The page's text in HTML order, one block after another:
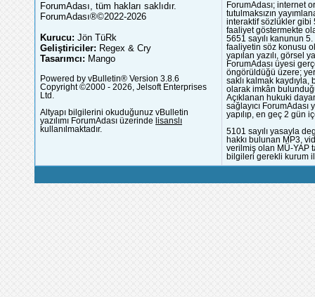
ForumAdası, tüm hakları saklıdır.
ForumAdası®©2022-2026
Kurucu: Jön TüRk
Geliştiriciler: Regex & Cry
Tasarımcı: Mango
Powered by vBulletin® Version 3.8.6
Copyright ©2000 - 2026, Jelsoft Enterprises
Ltd.
Altyapı bilgilerini okuduğunuz vBulletin
yazılımı ForumAdası üzerinde lisanslı
kullanılmaktadır.
ForumAdası; internet
tutulmaksızın
interaktif sözlükler gibi
faaliyet göstermekte
5651 sayılı kanunun
faaliyetin söz konusu
yapılan yazılı, görsel
ForumAdası üyesi
öngörüldüğü üzere;
saklı kalmak
olarak imkân
Açıklanan hukuki
sağlayıcı
yapılıp, en geç 2 gün
5101 sayılı yasayla
hakkı bulunan MP3,
verilmiş olan MÜ-YAP
bilgileri gerekli kurum